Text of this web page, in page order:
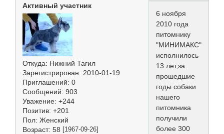
Активный участник
Откуда: Нижний Тагил
Зарегистрирован: 2010-01-19
Приглашений: 0
Сообщений: 903
Уважение: +244
Позитив: +201
Пол: Женский
Возраст: 58 [1967-09-26]
6 ноября
2010 года
питомнику
"МИНИМАКС"
исполнилось
13 лет,за
прошедшие
годы собаки
нашего
питомника
получили
более 300